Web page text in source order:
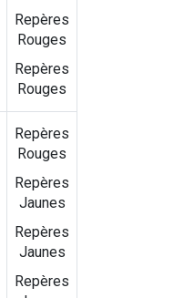
Repères
Rouges
Repères
Rouges
Repères
Rouges
Repères
Jaunes
Repères
Jaunes
Repères